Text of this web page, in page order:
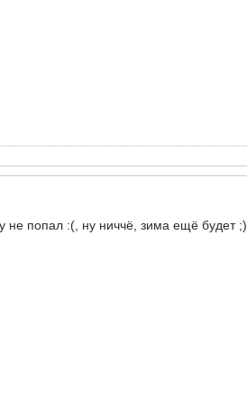
не попал :(, ну ниччё, зима ещё будет ;).